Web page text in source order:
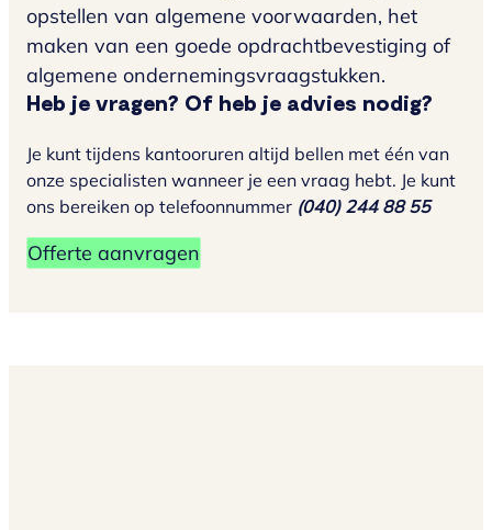
Heb je vragen? Of heb je advies nodig?
Je kunt tijdens kantooruren altijd bellen met één van
onze specialisten wanneer je een vraag hebt. Je kunt
ons bereiken op telefoonnummer (040) 244 88 55
Offerte aanvragen
opstellen van algemene voorwaarden, het
maken van een goede opdrachtbevestiging of
algemene ondernemingsvraagstukken.